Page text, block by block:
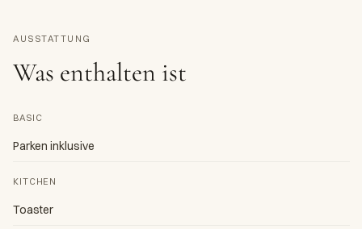
AUSSTATTUNG
Was enthalten ist
BASIC
Parken inklusive
KITCHEN
Toaster